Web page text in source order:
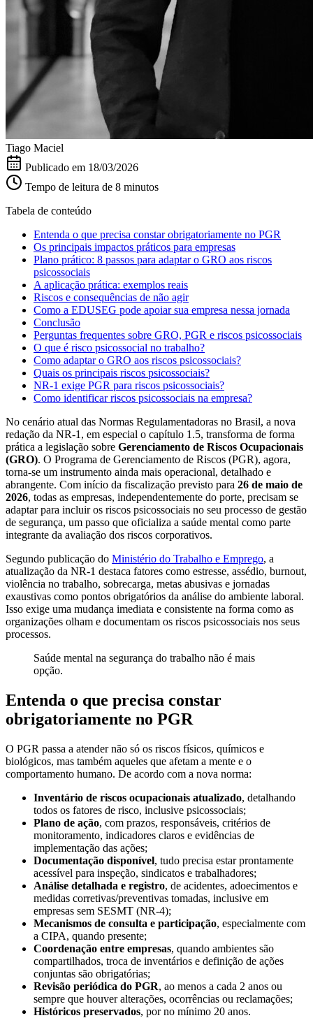
Tiago Maciel
Publicado em 18/03/2026
Tempo de leitura de 8 minutos
Tabela de conteúdo
Entenda o que precisa constar obrigatoriamente no PGR
Os principais impactos práticos para empresas
Plano prático: 8 passos para adaptar o GRO aos riscos
psicossociais
A aplicação prática: exemplos reais
Riscos e consequências de não agir
Como a EDUSEG pode apoiar sua empresa nessa jornada
Conclusão
Perguntas frequentes sobre GRO, PGR e riscos psicossociais
O que é risco psicossocial no trabalho?
Como adaptar o GRO aos riscos psicossociais?
Quais os principais riscos psicossociais?
NR-1 exige PGR para riscos psicossociais?
Como identificar riscos psicossociais na empresa?
No cenário atual das Normas Regulamentadoras no Brasil, a nova
redação da NR-1, em especial o capítulo 1.5, transforma de forma
prática a legislação sobre Gerenciamento de Riscos Ocupacionais
(GRO). O Programa de Gerenciamento de Riscos (PGR), agora,
torna-se um instrumento ainda mais operacional, detalhado e
abrangente. Com início da fiscalização previsto para 26 de maio de
2026, todas as empresas, independentemente do porte, precisam se
adaptar para incluir os riscos psicossociais no seu processo de gestão
de segurança, um passo que oficializa a saúde mental como parte
integrante da avaliação dos riscos corporativos.
Segundo publicação do Ministério do Trabalho e Emprego, a
atualização da NR-1 destaca fatores como estresse, assédio, burnout,
violência no trabalho, sobrecarga, metas abusivas e jornadas
exaustivas como pontos obrigatórios da análise do ambiente laboral.
Isso exige uma mudança imediata e consistente na forma como as
organizações olham e documentam os riscos psicossociais nos seus
processos.
Saúde mental na segurança do trabalho não é mais
opção.
Entenda o que precisa constar
obrigatoriamente no PGR
O PGR passa a atender não só os riscos físicos, químicos e
biológicos, mas também aqueles que afetam a mente e o
comportamento humano. De acordo com a nova norma:
Inventário de riscos ocupacionais atualizado, detalhando
todos os fatores de risco, inclusive psicossociais;
Plano de ação, com prazos, responsáveis, critérios de
monitoramento, indicadores claros e evidências de
implementação das ações;
Documentação disponível, tudo precisa estar prontamente
acessível para inspeção, sindicatos e trabalhadores;
Análise detalhada e registro, de acidentes, adoecimentos e
medidas corretivas/preventivas tomadas, inclusive em
empresas sem SESMT (NR-4);
Mecanismos de consulta e participação, especialmente com
a CIPA, quando presente;
Coordenação entre empresas, quando ambientes são
compartilhados, troca de inventários e definição de ações
conjuntas são obrigatórias;
Revisão periódica do PGR, ao menos a cada 2 anos ou
sempre que houver alterações, ocorrências ou reclamações;
Históricos preservados, por no mínimo 20 anos.